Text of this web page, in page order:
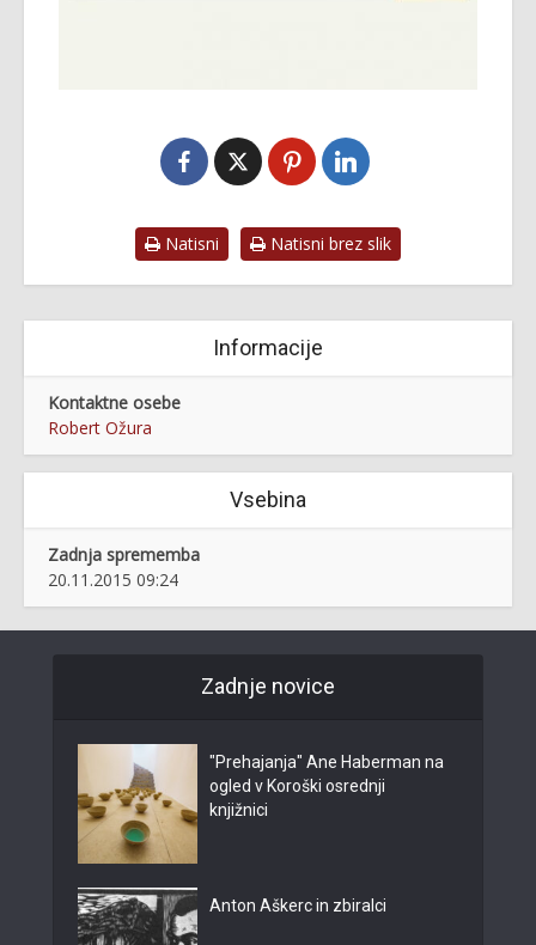
Natisni Natisni brez slik
Informacije
Kontaktne osebe
Robert Ožura
Vsebina
Zadnja sprememba
20.11.2015 09:24
Zadnje novice
"Prehajanja" Ane Haberman na
ogled v Koroški osrednji
knjižnici
Anton Aškerc in zbiralci